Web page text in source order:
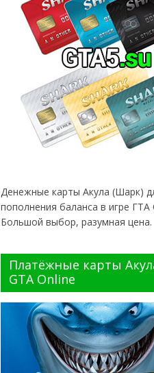
Денежные карты Акула (Шарк)
пополнения баланса в игре ГТА
Большой выбор, разумная цена.
Платёжные карты
GTA Online